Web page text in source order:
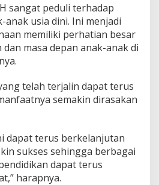
sangat peduli terhadap
usia dini. Ini menjadi
memiliki perhatian besar
masa depan anak-anak di
telah terjalin dapat terus
semakin dirasakan
dapat terus berkelanjutan
sukses sehingga berbagai
dapat terus
harapnya.